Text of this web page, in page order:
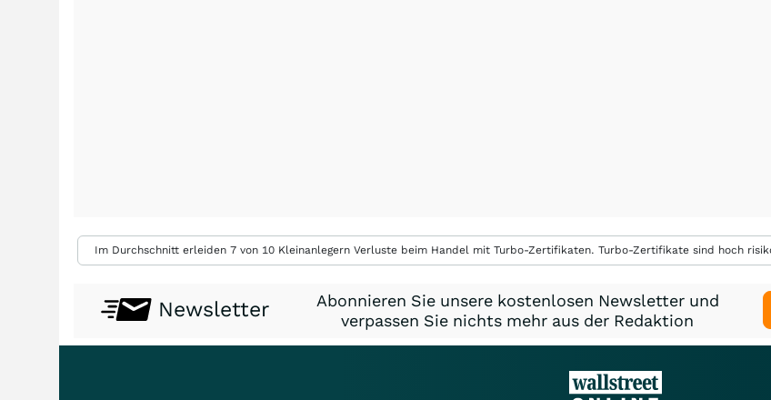
Im Durchschnitt erleiden 7 von 10 Kleinanlegern Verluste beim Handel mit Turbo-Zertifikaten. Turbo-Zertifikate sind hoch
Newsletter
Abonnieren Sie unsere kostenlosen Newsletter und
verpassen Sie nichts mehr aus der Redaktion